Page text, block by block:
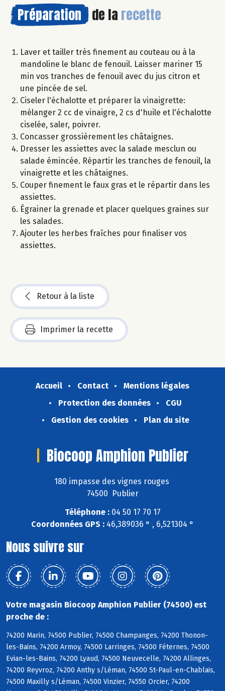
Préparation de la recette
Laver et tailler très finement au couteau ou à la
mandoline le blanc de fenouil. Laisser mariner 15
min vos tranches de fenouil avec du jus citron et
une pincée de sel.
Ciseler l'échalotte et préparer la vinaigrette:
mélanger 2 cc de vinaigre, 2 cs d'huile et l'échalotte
ciselée, saler, poivrer.
Concasser grossièrement les châtaignes.
Dresser les assiettes avec la salade mesclun ou
salade émincée. Répartir les tranches de fenouil, la
vinaigrette et les châtaignes.
Couper finement le faux gras et le répartir dans les
assiettes.
Égrainer la grenade et placer quelques graines sur
les salades.
Ajouter les herbes fraîches pour finaliser vos
assiettes.
Retour à la liste
Imprimer la recette
Accueil Contact
Mentions légales
Protection des données
CGU
Gestion des cookies
Plan du site
Biocoop Amphion Publier
180 impasse des vignes rouges
74500 Publier
Téléphone :04 50 17 70 17
Coordonnées GPS : 46,389036 ° , 6,521304 °
Nous suivre sur
Votre magasin Biocoop Amphion Publier (74500) est
proche de :
74200 Marin, 74500 Publier, 74500 Champanges, 74200 Thonon-
les-Bains, 74200 Armoy, 74500 Larringes, 74500 Féternes, 74500
Evian-les-Bains, 74200 Lyaud, 74500 Neuvecelle, 74200 Allinges,
74200 Reyvroz, 74200 Anthy s/Léman, 74500 St-Paul-en-Chablais,
74500 Maxilly s/Léman, 74500 Vinzier, 74550 Orcier, 74200